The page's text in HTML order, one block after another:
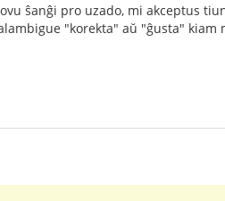
ŝanĝi pro uzado, mi akceptus
"korekta" aŭ "ĝusta" kiam